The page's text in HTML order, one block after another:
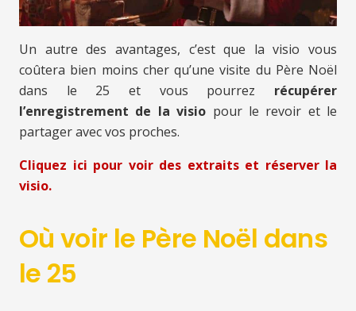
Un autre des avantages, c’est que la visio vous
coûtera bien moins cher qu’une visite du Père Noël
dans le 25 et vous pourrez récupérer
l’enregistrement de la visio pour le revoir et le
partager avec vos proches.
Cliquez ici pour voir des extraits et réserver la
visio.
Où voir le Père Noël dans
le 25